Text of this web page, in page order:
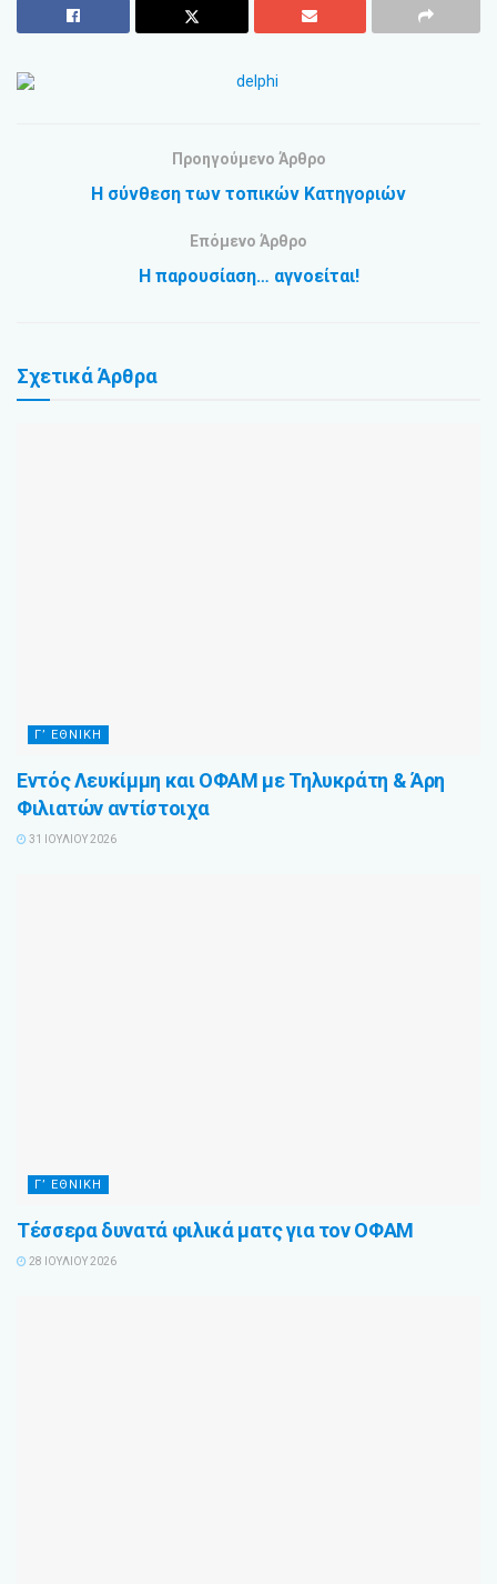
Προηγούμενο Άρθρο
Η σύνθεση των τοπικών Κατηγοριών
Επόμενο Άρθρο
Η παρουσίαση… αγνοείται!
ΣχετικάΆρθρα
Γ’ ΕΘΝΙΚΉ
Εντός Λευκίμμη και ΟΦΑΜ με Τηλυκράτη & Άρη
Φιλιατών αντίστοιχα
31 ΙΟΥΛΊΟΥ 2026
Γ’ ΕΘΝΙΚΉ
Τέσσερα δυνατά φιλικά ματς για τον ΟΦΑΜ
28 ΙΟΥΛΊΟΥ 2026